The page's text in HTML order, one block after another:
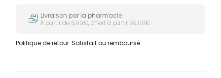
Livraison par la pharmacie
À partir de 6,90€, offert à partir 59,00€
Politique de retour Satisfait ou remboursé